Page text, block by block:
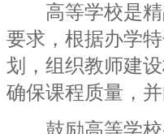
高等学校是精
要求，根据办学
划，组织教师建
确保课程质量，
鼓励高等学校